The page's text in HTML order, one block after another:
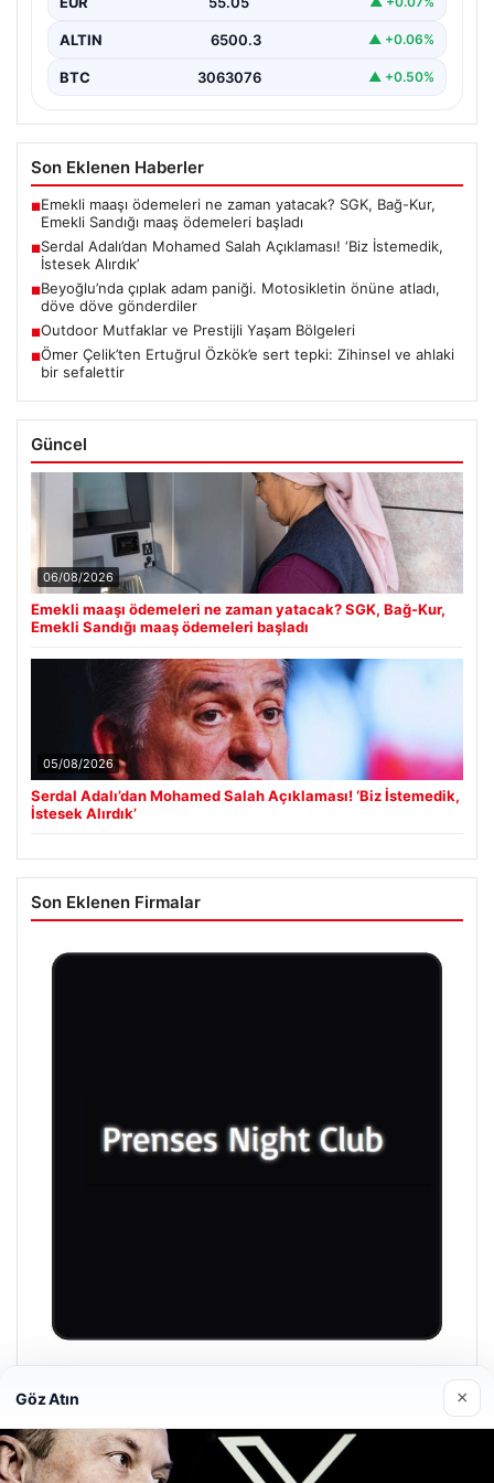
ALTIN 6500.3 ▲ +0.06%
BTC 3063076 ▲ +0.50%
Son Eklenen Haberler
■Emekli maaşı ödemeleri ne zaman yatacak? SGK, Bağ-Kur,
Emekli Sandığı maaş ödemeleri başladı
■Serdal Adalı’dan Mohamed Salah Açıklaması! ‘Biz İstemedik,
İstesek Alırdık’
■Beyoğlu’nda çıplak adam paniği. Motosikletin önüne atladı,
döve döve gönderdiler
■Outdoor Mutfaklar ve Prestijli Yaşam Bölgeleri
■Ömer Çelik’ten Ertuğrul Özkök’e sert tepki: Zihinsel ve ahlaki
bir sefalettir
Güncel
06/08/2026
Emekli maaşı ödemeleri ne zaman yatacak? SGK, Bağ-Kur,
Emekli Sandığı maaş ödemeleri başladı
05/08/2026
Serdal Adalı’dan Mohamed Salah Açıklaması! ‘Biz İstemedik,
İstesek Alırdık’
Son Eklenen Firmalar
Göz Atın ×